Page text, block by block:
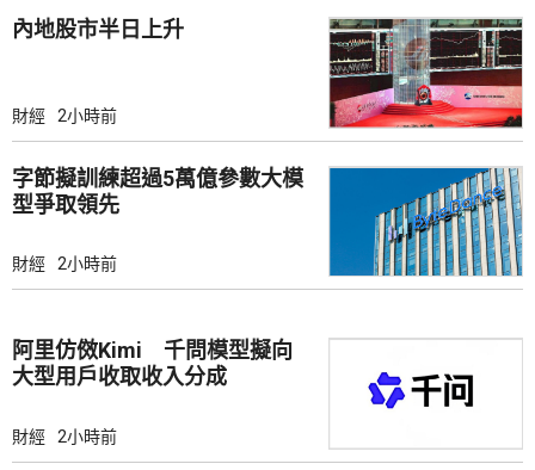
內地股市半日上升
財經 2小時前
字節擬訓練超過5萬億參數大模
型爭取領先
財經 2小時前
阿里仿傚Kimi 千問模型擬向
大型用戶收取收入分成
財經 2小時前